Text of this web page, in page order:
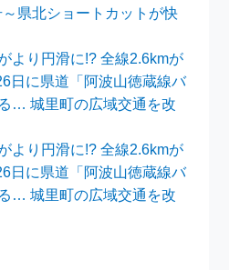
県北ショートカットが快
より円滑に!? 全線2.6kmが
日に県道「阿波山徳蔵線バ
… 城里町の広域交通を改
より円滑に!? 全線2.6kmが
日に県道「阿波山徳蔵線バ
… 城里町の広域交通を改